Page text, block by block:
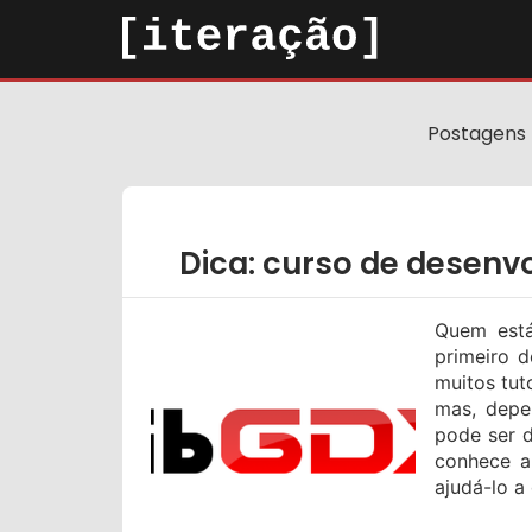
Dica: curso de
Quem
primeiro
muitos
mas,
pode ser
conhece
ajudá-lo a